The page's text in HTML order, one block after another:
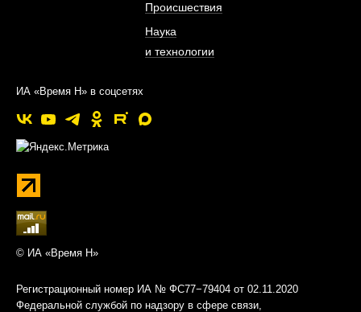
Происшествия
Наука
и технологии
ИА «Время Н» в соцсетях
© ИА «Время Н»
Регистрационный номер ИА № ФС77−79404 от 02.11.2020
Федеральной службой по надзору в сфере связи,